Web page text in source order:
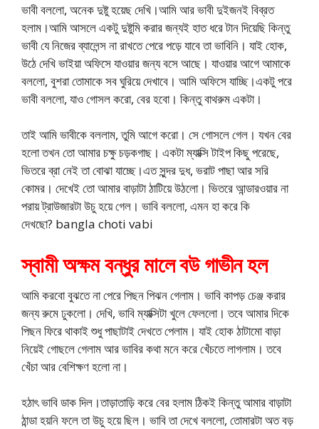
ভাবী বললো, অনেক দুষ্টু হয়েছ দেখি।আমি আর ভাবী দুইজনই বিব্রত
হলাম।আমি আসলে একটু দুষ্টুমি করার জন্যই হাত ধরে টান দিয়েছি কিন্তু
ভাবী যে নিজের ব্যালেন্স না রাখতে পেরে পড়ে যাবে তা ভাবিনি। যাই হোক,
উঠে দেখি ভাইয়া অফিসে যাওয়ার জন্য বসে আছে। যাওয়ার আগে আমাকে
বললো, বুশরা তোমাকে সব ঘুরিয়ে দেখাবে। আমি অফিসে যাচ্ছি।একটু পরে
ভাবী বললো, যাও গোসল করো, বের হবো। কিন্তু বাথরুম একটা।
তাই আমি ভাবীকে বললাম, তুমি আগে করো। সে গোসলে গেল। যখন বের
হলো তখন তো আমার চক্ষু চড়কগাছ। একটা ম্যাক্সি টাইপ কিছু পরেছে,
ভিতরে ব্রা নেই তা বোঝা যাচ্ছে।এত সুন্দর দুধ, ভরাট পাছা আর সরি
কোমর। দেখেই তো আমার বাড়াটা ঠাটিয়ে উঠলো। ভিতরে আন্ডারওয়ার না
পরায় ট্রাউজারটা উচু হয়ে গেল। ভাবি বললো, এমন হা করে কি
দেখছো? bangla choti vabi
স্বামী অক্ষম বন্ধুর মালে বউ গাভীন হল
আমি করবো বুঝতে না পেরে পিছন পিঝন গেলাম। ভাবি কাপড় চেঞ্জ করার
জন্য রুমে ঢুকলো। দেখি, ভাবি ম্যাক্সিটা খুলে ফেললো। তবে আমার দিকে
পিছন ফিরে থাকাই শুধু পাছাটাই দেখতে পেলাম। যাই হোক ঠাটামো বাড়া
নিয়েই গোছলে গেলাম আর ভাবির কথা মনে করে খেঁচতে লাগলাম। তবে
খেঁচা আর বেশিক্ষণ হলো না।
হঠাৎ ভাবি ডাক দিল।তাড়াতাড়ি করে বের হলাম ঠিকই কিন্তু আমার বাড়াটা
ঠান্ডা হয়নি ফলে তা উচু হয়ে ছিল। ভাবি তা দেখে বললো, তোমারটা অত বড়